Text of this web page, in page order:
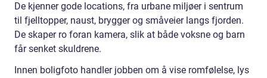
De kjenner gode locations, fra urbane miljøer i sentrum
til fjelltopper, naust, brygger og småveier langs fjorden.
De skaper ro foran kamera, slik at både voksne og barn
får senket skuldrene.
Innen boligfoto handler jobben om å vise romfølelse, lys